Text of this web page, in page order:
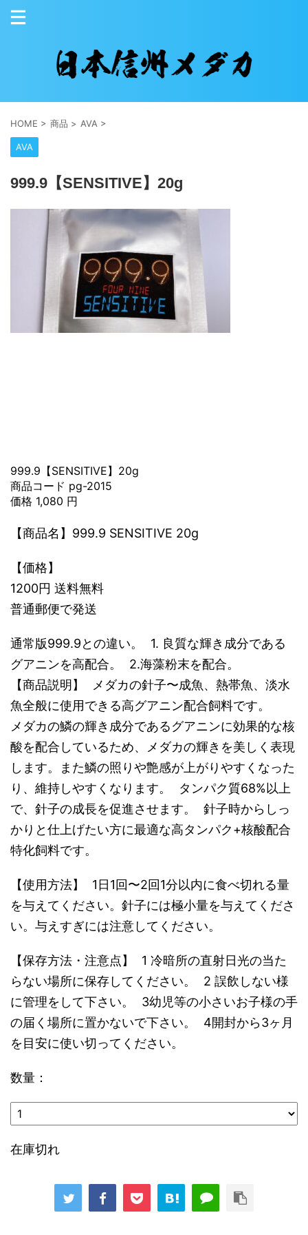
HOME > 商品 > AVA >
AVA
999.9【SENSITIVE】20g
999.9【SENSITIVE】20g
商品コード pg-2015
価格 1,080 円
【商品名】999.9 SENSITIVE 20g
【価格】
1200円 送料無料
普通郵便で発送
通常版999.9との違い。 1. 良質な輝き成分である
グアニンを高配合。 2.海藻粉末を配合。
【商品説明】 メダカの針子〜成魚、熱帯魚、淡水
魚全般に使用できる高グアニン配合飼料です。
メダカの鱗の輝き成分であるグアニンに効果的な核
酸を配合しているため、メダカの輝きを美しく表現
します。また鱗の照りや艶感が上がりやすくなった
り、維持しやすくなります。 タンパク質68%以上
で、針子の成長を促進させます。 針子時からしっ
かりと仕上げたい方に最適な高タンパク+核酸配合
特化飼料です。
【使用方法】 1日1回〜2回1分以内に食べ切れる量
を与えてください。針子には極小量を与えてくださ
い。与えすぎには注意してください。
【保存方法・注意点】 1 冷暗所の直射日光の当た
らない場所に保存してください。 2 誤飲しない様
に管理をして下さい。 3幼児等の小さいお子様の手
の届く場所に置かないで下さい。 4開封から3ヶ月
を目安に使い切ってください。
数量：
在庫切れ